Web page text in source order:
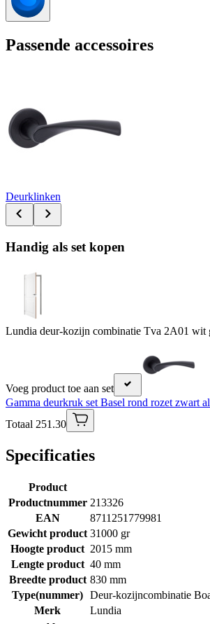
Passende accessoires
Deurklinken
Handig als set kopen
Lundia deur-kozijn combinatie Tva 2A01
Voeg product toe aan set
Gamma deurkruk set Basel rond rozet zwart
Totaal 251.30
Specificaties
Product
Productnummer 213326
EAN
8711251779981
Gewicht product 31000 gr
Hoogte product 2015 mm
Lengte product 40 mm
Breedte product 830 mm
Type(nummer) Deur-kozijncombinatie
Merk
Lundia